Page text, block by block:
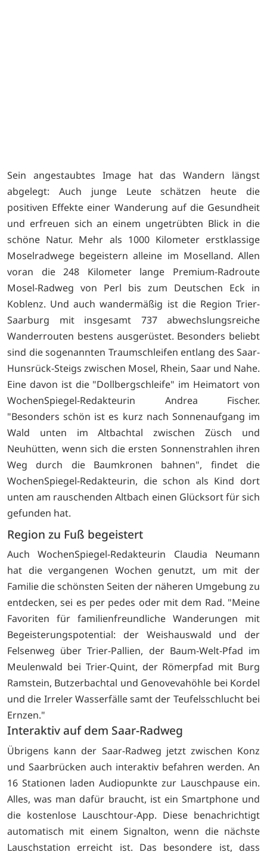
Sein angestaubtes Image hat das Wandern längst
abgelegt: Auch junge Leute schätzen heute die
positiven Effekte einer Wanderung auf die Gesundheit
und erfreuen sich an einem ungetrübten Blick in die
schöne Natur. Mehr als 1000 Kilometer erstklassige
Moselradwege begeistern alleine im Moselland. Allen
voran die 248 Kilometer lange Premium-Radroute
Mosel-Radweg von Perl bis zum Deutschen Eck in
Koblenz. Und auch wandermäßig ist die Region Trier-
Saarburg mit insgesamt 737 abwechslungsreiche
Wanderrouten bestens ausgerüstet. Besonders beliebt
sind die sogenannten Traumschleifen entlang des Saar-
Hunsrück-Steigs zwischen Mosel, Rhein, Saar und Nahe.
Eine davon ist die "Dollbergschleife" im Heimatort von
WochenSpiegel-Redakteurin Andrea Fischer.
"Besonders schön ist es kurz nach Sonnenaufgang im
Wald unten im Altbachtal zwischen Züsch und
Neuhütten, wenn sich die ersten Sonnenstrahlen ihren
Weg durch die Baumkronen bahnen", findet die
WochenSpiegel-Redakteurin, die schon als Kind dort
unten am rauschenden Altbach einen Glücksort für sich
gefunden hat.
Region zu Fuß begeistert
Auch WochenSpiegel-Redakteurin Claudia Neumann
hat die vergangenen Wochen genutzt, um mit der
Familie die schönsten Seiten der näheren Umgebung zu
entdecken, sei es per pedes oder mit dem Rad. "Meine
Favoriten für familienfreundliche Wanderungen mit
Begeisterungspotential: der Weishauswald und der
Felsenweg über Trier-Pallien, der Baum-Welt-Pfad im
Meulenwald bei Trier-Quint, der Römerpfad mit Burg
Ramstein, Butzerbachtal und Genovevahöhle bei Kordel
und die Irreler Wasserfälle samt der Teufelsschlucht bei
Ernzen."
Interaktiv auf dem Saar-Radweg
Übrigens kann der Saar-Radweg jetzt zwischen Konz
und Saarbrücken auch interaktiv befahren werden. An
16 Stationen laden Audiopunkte zur Lauschpause ein.
Alles, was man dafür braucht, ist ein Smartphone und
die kostenlose Lauschtour-App. Diese benachrichtigt
automatisch mit einem Signalton, wenn die nächste
Lauschstation erreicht ist. Das besondere ist, dass